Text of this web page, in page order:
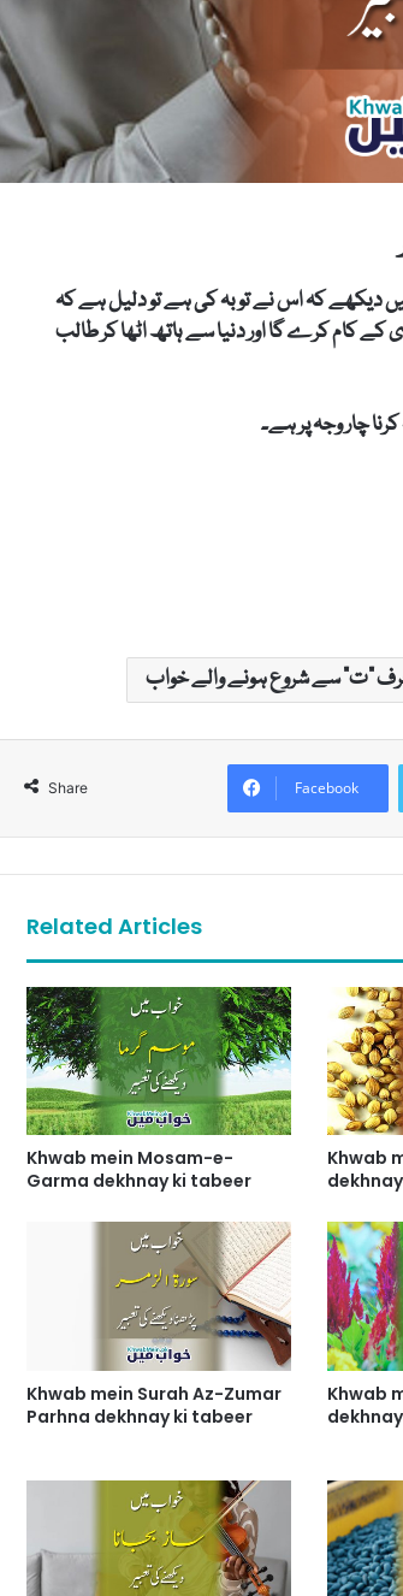
دیکھے کہ اس نے توبہ کی ہے تو دلیل ہے کہ
کے کام کرے گا اور دنیا سے ہاتھ اٹھا کر طالب
چار وجہ پر ہے۔
"ت" سے شروع ہونے والے خواب
Share Facebook
Related Articles
Khwab mein Mosam-e-
Garma dekhnay ki tabeer
Khwab
Khwab mein Surah Az-Zumar
Parhna dekhnay ki tabeer
Khwab